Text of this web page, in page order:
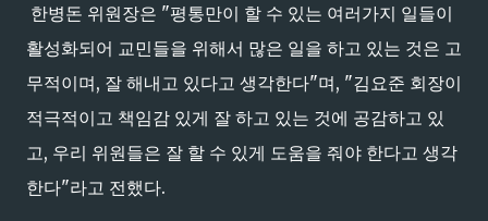
한병돈 위원장은 "평통만이 할 수 있는 여러가지 일들이
활성화되어 교민들을 위해서 많은 일을 하고 있는 것은 고
무적이며, 잘 해내고 있다고 생각한다"며, "김요준 회장이
적극적이고 책임감 있게 잘 하고 있는 것에 공감하고 있
고, 우리 위원들은 잘 할 수 있게 도움을 줘야 한다고 생각
한다"라고 전했다.